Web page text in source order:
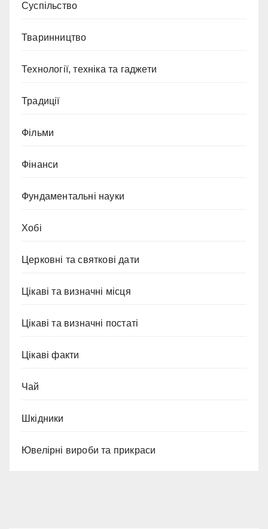
Суспільство
Тваринництво
Технології, техніка та гаджети
Традиції
Фільми
Фінанси
Фундаментальні науки
Хобі
Церковні та святкові дати
Цікаві та визначні місця
Цікаві та визначні постаті
Цікаві факти
Чай
Шкідники
Ювелірні вироби та прикраси